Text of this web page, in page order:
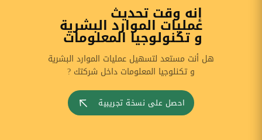
إنه وقت تحديث
عمليات الموارد البشرية
و تكنولوجيا المعلومات
هل أنت مستعد لتسهيل عمليات الموارد البشرية
و تكنلوجيا المعلومات داخل شركتك ?
احصل على نسخة تجريبية